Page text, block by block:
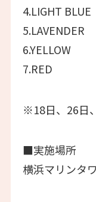
4.LIGHT BLUE
5.LAVENDER
6.YELLOW
7.RED
※18日、26日
■実施場所
横浜マリンタ